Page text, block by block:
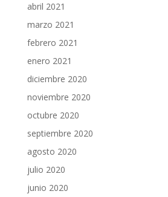
abril 2021
marzo 2021
febrero 2021
enero 2021
diciembre 2020
noviembre 2020
octubre 2020
septiembre 2020
agosto 2020
julio 2020
junio 2020